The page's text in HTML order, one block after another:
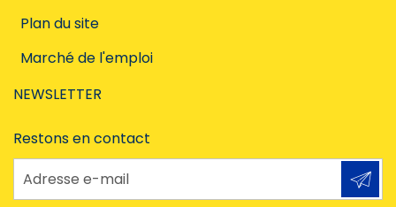
Plan du site
Marché de l'emploi
NEWSLETTER
Restons en contact
Adresse e-mail